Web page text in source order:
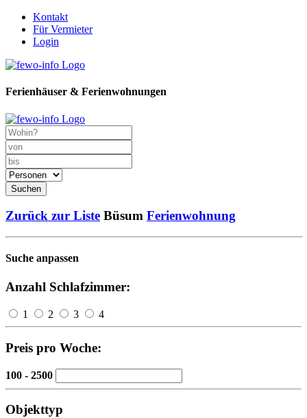
Kontakt
Für Vermieter
Login
Ferienhäuser & Ferienwohnungen
Suchen
Zurück zur Liste Büsum Ferienwohnung
Suche anpassen
Anzahl Schlafzimmer:
1 2 3 4
Preis pro Woche:
100 - 2500
Objekttyp